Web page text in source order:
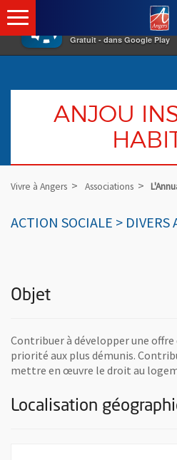
×
Gratuit - dans Google Play
ANJOU
Vivre à Angers Associations
ACTION SOCIALE > DIVERS
Objet
Contribuer à développer une
priorité aux plus démunis.
mettre en œuvre le droit au
Localisation